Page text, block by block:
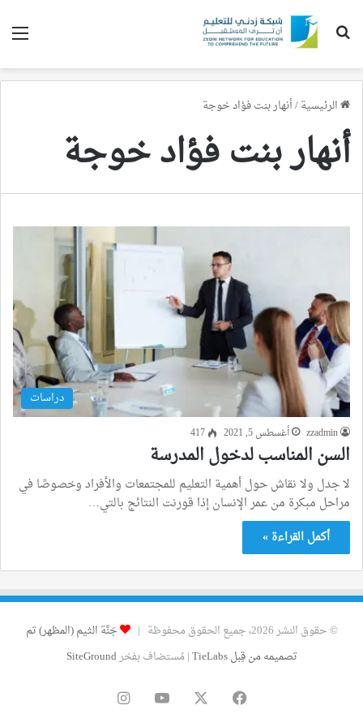
بحث عن
الرئيسية/أنهار بنت فؤاد خوجة
أنهار بنت فؤاد خوجة
دراسات
zzadmin أغسطس 5, 2021 417
السن المناسب لدخول المدرسة
لا جدل ولا نقاش حول أهمية التعليم للمجتمعات والأفراد وخصوصًا في
مراحل مبكرة من عمر الإنسان إذا قورنت النتائج بالتي…
أكمل القراءة »
© حقوق النشر 2026، جميع الحقوق محفوظة |
جَنَّة الثيم (المظهر) تم
تصميمه من قِبل TieLabs
| مُستضاف بفخرSiteGround
فيسبوك ‫YouTube